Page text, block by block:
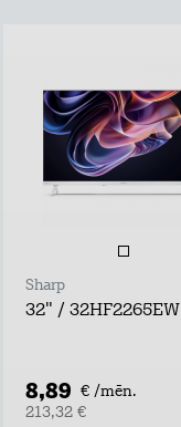
Sharp
32" / 32HF2265EW
8,89 € /mēn.
213,32 €